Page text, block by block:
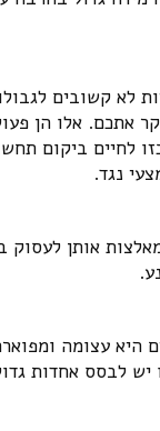
לא קשובים
אתכם. אלו הן
לחיים ביקום
נגד.
אותן לעסוק
היא עצומה
יש לבסס אחדות